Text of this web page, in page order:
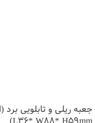
جعبه ریلی و تابلویی برد